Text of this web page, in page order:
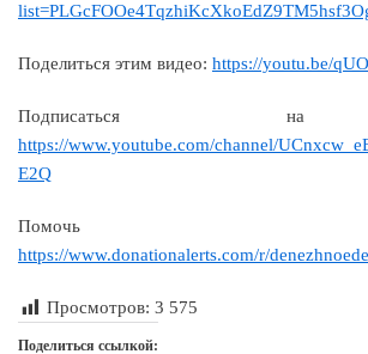
Поделиться этим видео: https://youtu.be/
Подписаться
https://www.youtube.com/channel/
E2Q
Помочь
https://www.donationalerts.com/r/
Просмотров: 3 575
Поделиться ссылкой: